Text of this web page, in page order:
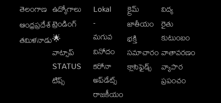
తెలంగాణ
ఆంధ్రప్రదేశ్
తమిళనాడు
ఉద్యోగాలు
ట్రెండింగ్
🌟
వాట్సాప్
STATUS
టిప్స్
Lokal
-
మగువ
వినోదం
కరోనా
అప్‌డేట్స్
రాజకీయం
క్రైమ్
జాతీయం
భక్తి
సమాచారం
క్లాసిఫైడ్స్
విద్య
రైతు
కుటుంబం
వాతావరణం
వ్యాపార
ప్రపంచం